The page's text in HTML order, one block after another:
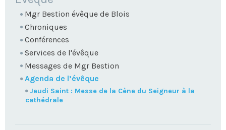
Mgr Bestion évêque de Blois
Chroniques
Conférences
Services de l'évêque
Messages de Mgr Bestion
Agenda de l’évêque
Jeudi Saint : Messe de la Cène du Seigneur à la
cathédrale